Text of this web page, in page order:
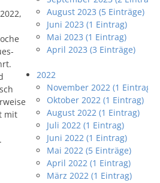
mit
August 2023 (5 Einträge)
Juni 2023 (1 Eintrag)
Mai 2023 (1 Eintrag)
April 2023 (3 Einträge)
2022
November 2022 (1 Eintrag)
Oktober 2022 (1 Eintrag)
August 2022 (1 Eintrag)
Juli 2022 (1 Eintrag)
Juni 2022 (1 Eintrag)
Mai 2022 (5 Einträge)
April 2022 (1 Eintrag)
März 2022 (1 Eintrag)